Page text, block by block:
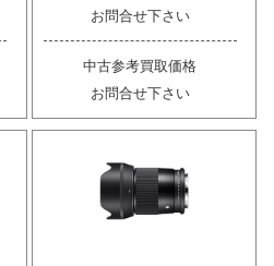
お問合せ下さい
中古参考買取価格
お問合せ下さい